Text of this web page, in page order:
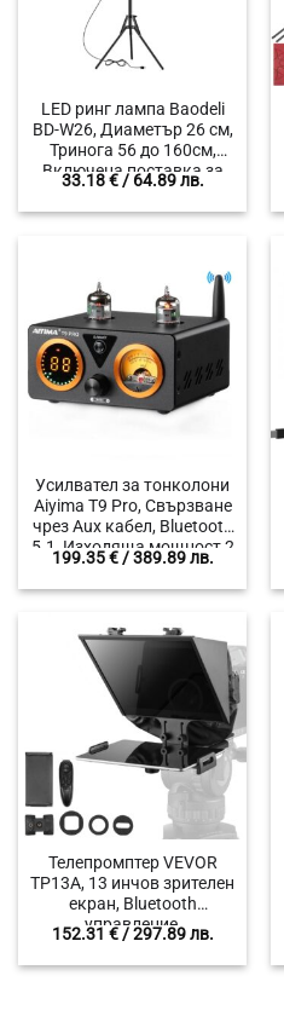
LED ринг лампа Baodeli
BD-W26, Диаметър 26 см,
Тринога 56 до 160см,
Включена поставка за
телефон, Подходящ за
видеа в TikTok, Youtube,
температурата 2600K-
6000K
33.18€/ 64.89 лв.
Усилвател за тонколони
Aiyima T9 Pro, Свързване
чрез Aux кабел, Bluetooth
5.1, Изходяща мощност 2
х 100 W(4Ω)
199.35€/ 389.89 лв.
Телепромптер VEVOR
TP13A, 13 инчов зрителен
екран, Bluetooth
управление,
Съвместимост с Android
и iOS устройства до 33 см
152.31 €/ 297.89 лв.